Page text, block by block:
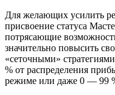
Для желающих усилить
присвоение статуса
потрясающие
значительно повысить
«сеточными»
% от распределения
режиме или даже 0 — 99